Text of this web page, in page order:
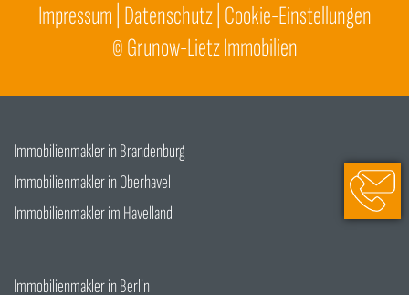
033051
Impressum Datenschutz| Cookie-Einstellungen
©Grunow-Lietz Immobilien
Immobilienmakler in Brandenburg
Immobilienmakler in Oberhavel
Immobilienmakler im Havelland
Immobilienmakler in Berlin